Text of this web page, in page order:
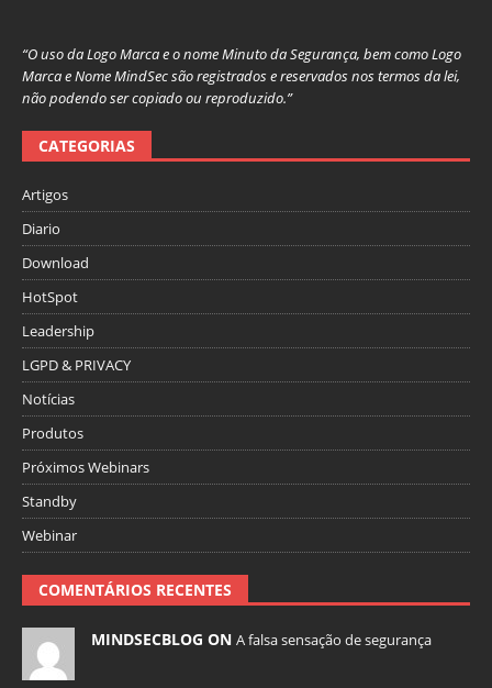
“O uso da Logo Marca e o nome Minuto da Segurança, bem como Logo
Marca e Nome MindSec são registrados e reservados nos termos da lei,
não podendo ser copiado ou reproduzido.”
CATEGORIAS
Artigos
Diario
Download
HotSpot
Leadership
LGPD & PRIVACY
Notícias
Produtos
Próximos Webinars
Standby
Webinar
COMENTÁRIOS RECENTES
MINDSECBLOG ON A falsa sensação de segurança